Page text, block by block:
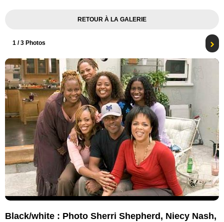
RETOUR À LA GALERIE
1 / 3 Photos
Black/white : Photo Sherri Shepherd, Niecy Nash,